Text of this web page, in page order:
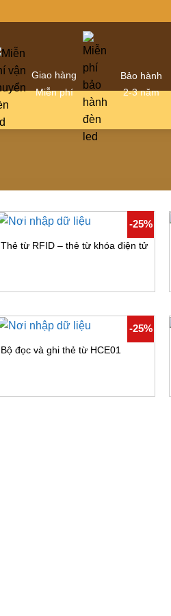
Giao hàng
Miễn phí
Bảo hành
2-3 năm
-25%
Thẻ từ RFID – thẻ từ khóa điện tử
-25%
Bộ đọc và ghi thẻ từ HCE01